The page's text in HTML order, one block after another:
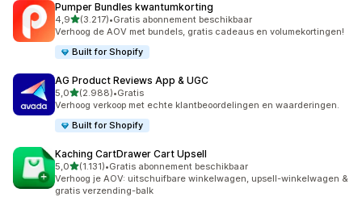
Pumper Bundles kwantumkorting
4,9van 5 sterren
(3.217)
3217 recensies in totaal
•Gratis abonnement beschikbaar
Verhoog de AOV met bundels, gratis cadeaus en volumekortingen!
Built for Shopify
AG Product Reviews App & UGC
5,0van 5 sterren
(2.988)
2988 recensies in totaal
•Gratis
Verhoog verkoop met echte klantbeoordelingen en waarderingen.
Built for Shopify
Kaching CartDrawer Cart Upsell
5,0van 5 sterren
(1.131)
1131 recensies in totaal
•Gratis abonnement beschikbaar
Verhoog je AOV: uitschuifbare winkelwagen, upsell-winkelwagen &
gratis verzending-balk